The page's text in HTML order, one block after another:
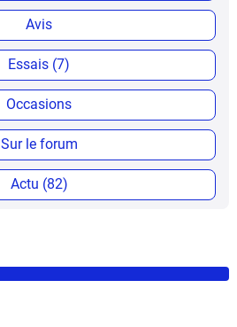
Avis
Essais (7)
Occasions
Sur le forum
Actu (82)